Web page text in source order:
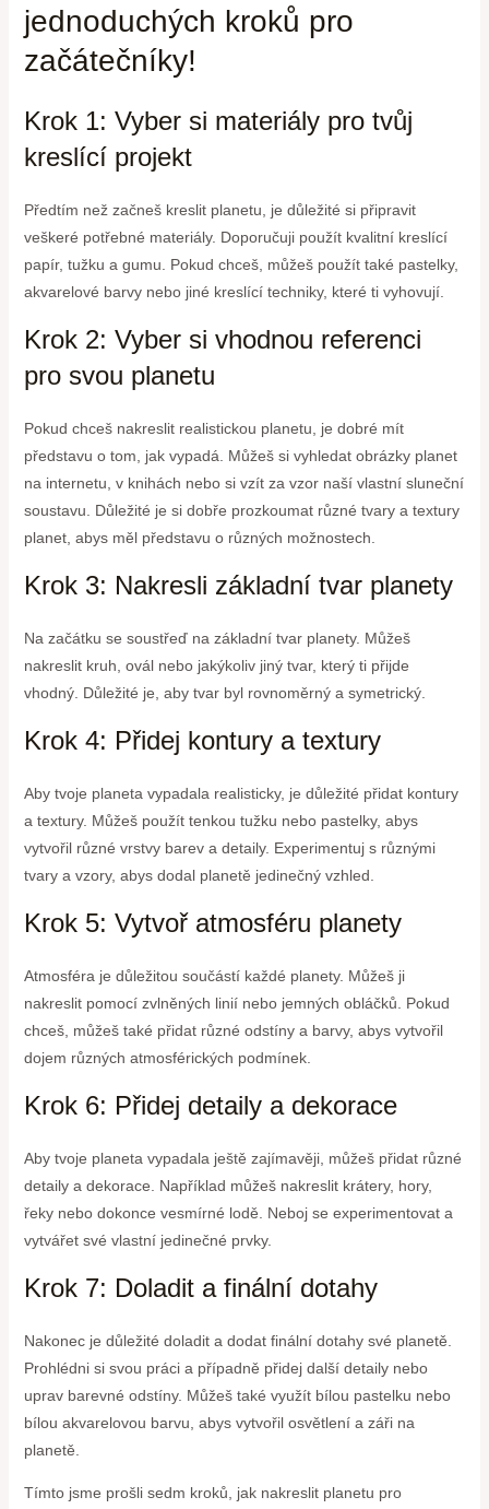
jednoduchých kroků pro
začátečníky!
Krok 1: Vyber si materiály pro tvůj
kreslící projekt
Předtím než začneš kreslit planetu, je důležité si připravit
veškeré potřebné materiály. Doporučuji použít kvalitní kreslící
papír, tužku a gumu. Pokud chceš, můžeš použít také pastelky,
akvarelové barvy nebo jiné kreslící techniky, které ti vyhovují.
Krok 2: Vyber si vhodnou referenci
pro svou planetu
Pokud chceš nakreslit realistickou planetu, je dobré mít
představu o tom, jak vypadá. Můžeš si vyhledat obrázky planet
na internetu, v knihách nebo si vzít za vzor naší vlastní sluneční
soustavu. Důležité je si dobře prozkoumat různé tvary a textury
planet, abys měl představu o různých možnostech.
Krok 3: Nakresli základní tvar planety
Na začátku se soustřeď na základní tvar planety. Můžeš
nakreslit kruh, ovál nebo jakýkoliv jiný tvar, který ti přijde
vhodný. Důležité je, aby tvar byl rovnoměrný a symetrický.
Krok 4: Přidej kontury a textury
Aby tvoje planeta vypadala realisticky, je důležité přidat kontury
a textury. Můžeš použít tenkou tužku nebo pastelky, abys
vytvořil různé vrstvy barev a detaily. Experimentuj s různými
tvary a vzory, abys dodal planetě jedinečný vzhled.
Krok 5: Vytvoř atmosféru planety
Atmosféra je důležitou součástí každé planety. Můžeš ji
nakreslit pomocí zvlněných linií nebo jemných obláčků. Pokud
chceš, můžeš také přidat různé odstíny a barvy, abys vytvořil
dojem různých atmosférických podmínek.
Krok 6: Přidej detaily a dekorace
Aby tvoje planeta vypadala ještě zajímavěji, můžeš přidat různé
detaily a dekorace. Například můžeš nakreslit krátery, hory,
řeky nebo dokonce vesmírné lodě. Neboj se experimentovat a
vytvářet své vlastní jedinečné prvky.
Krok 7: Doladit a finální dotahy
Nakonec je důležité doladit a dodat finální dotahy své planetě.
Prohlédni si svou práci a případně přidej další detaily nebo
uprav barevné odstíny. Můžeš také využít bílou pastelku nebo
bílou akvarelovou barvu, abys vytvořil osvětlení a záři na
planetě.
Tímto jsme prošli sedm kroků, jak nakreslit planetu pro